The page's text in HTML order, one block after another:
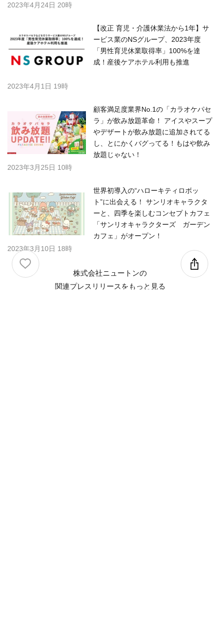
2023年4月24日 20時
【改正 育児・介護休業法から1年】サ
ービス業のNSグループ、2023年度
「男性育児休業取得率」100%を達
成！産後ケアホテル利用も推進
2023年4月1日 19時
顧客満足度業界No.1の「カラオケパセ
ラ」が飲み放題革命！ アイスやスープ
やデザートが飲み放題に追加されてる
し、とにかくバグってる！もはや飲み
放題じゃない！
2023年3月25日 10時
世界初導入の“ハローキティロボッ
ト”に出会える！ サンリオキャラクタ
ーと、四季を楽しむコンセプトカフェ
「サンリオキャラクターズ ガーデン
カフェ」がオープン！
2023年3月10日 18時
株式会社ニュートンの
関連プレスリリースをもっと見る